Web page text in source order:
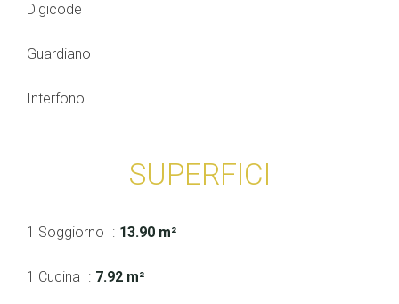
Digicode
Guardiano
Interfono
SUPERFICI
1 Soggiorno 13.90 m²
1 Cucina 7.92 m²